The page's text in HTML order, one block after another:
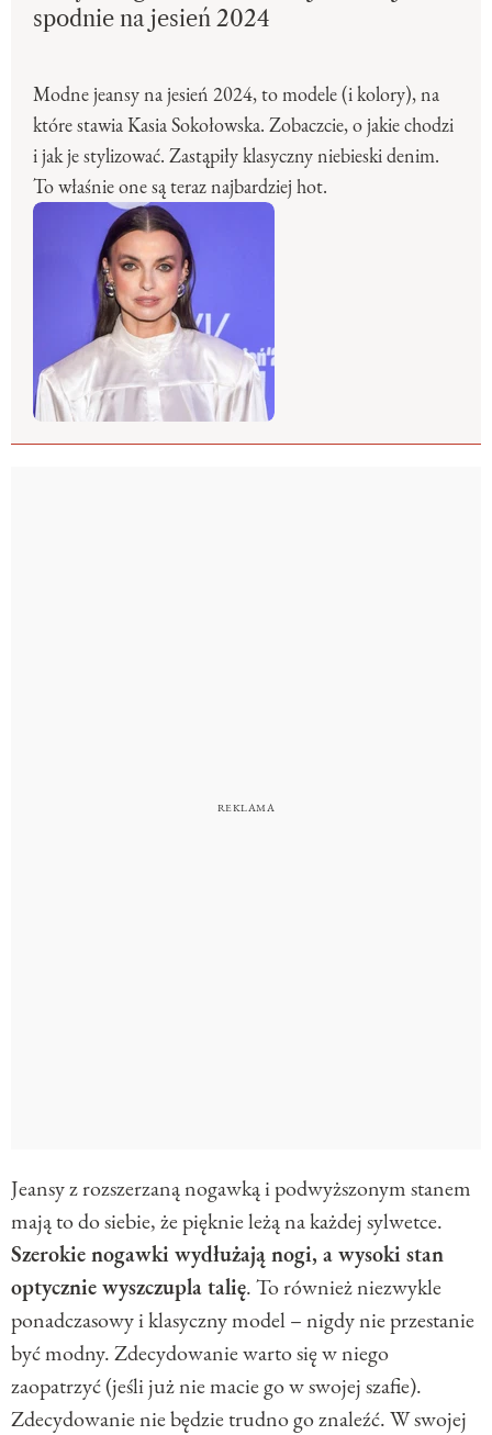
spodnie na jesień 2024
Modne jeansy na jesień 2024, to modele (i kolory), na
które stawia Kasia Sokołowska. Zobaczcie, o jakie chodzi
i jak je stylizować. Zastąpiły klasyczny niebieski denim.
To właśnie one są teraz najbardziej hot.
Jeansy z rozszerzaną nogawką i podwyższonym stanem
mają to do siebie, że pięknie leżą na każdej sylwetce.
Szerokie nogawki wydłużają nogi, a wysoki stan
optycznie wyszczupla talię. To również niezwykle
ponadczasowy i klasyczny model – nigdy nie przestanie
być modny. Zdecydowanie warto się w niego
zaopatrzyć (jeśli już nie macie go w swojej szafie).
Zdecydowanie nie będzie trudno go znaleźć. W swojej